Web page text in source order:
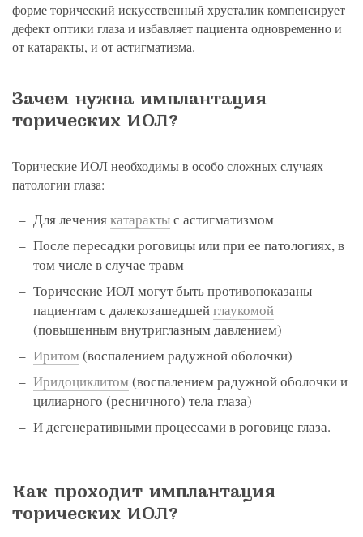
форме торический искусственный хрусталик компенсирует
дефект оптики глаза и избавляет пациента одновременно и
от катаракты, и от астигматизма.
Зачем нужна имплантация
торических ИОЛ?
Торические ИОЛ необходимы в особо сложных случаях
патологии глаза:
Для лечениякатарактыс астигматизмом
После пересадки роговицы или при ее патологиях, в
том числе в случае травм
Торические ИОЛ могут быть противопоказаны
пациентам с далекозашедшейглаукомой
(повышенным внутриглазным давлением)
Иритом (воспалением радужной оболочки)
Иридоциклитом (воспалением радужной оболочки и
цилиарного (ресничного) тела глаза)
И дегенеративными процессами в роговице глаза.
Как проходит имплантация
торических ИОЛ?